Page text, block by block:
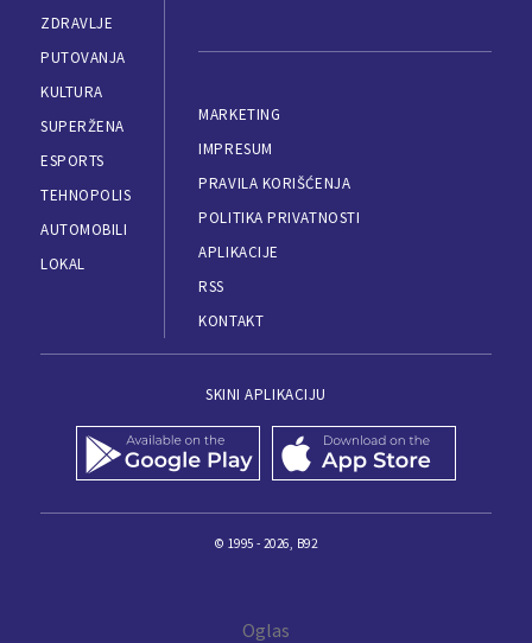
ZDRAVLJE
PUTOVANJA
KULTURA
SUPERŽENA
ESPORTS
TEHNOPOLIS
AUTOMOBILI
LOKAL
MARKETING
IMPRESUM
PRAVILA KORIŠĆENJA
POLITIKA PRIVATNOSTI
APLIKACIJE
RSS
KONTAKT
SKINI APLIKACIJU
© 1995 - 2026, B92